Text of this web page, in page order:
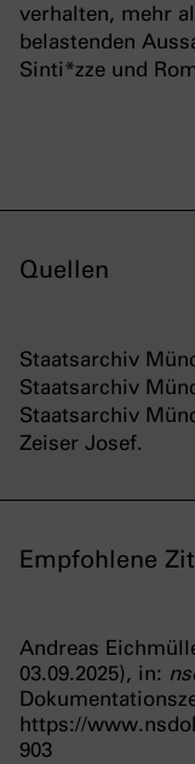
verhalten, mehr
belastenden
Sinti*zze und
Quellen
Staatsarchiv
Staatsarchiv
Staatsarchiv
Zeiser Josef.
Empfohlene
Andreas
03.09.2025), in:
https://
903